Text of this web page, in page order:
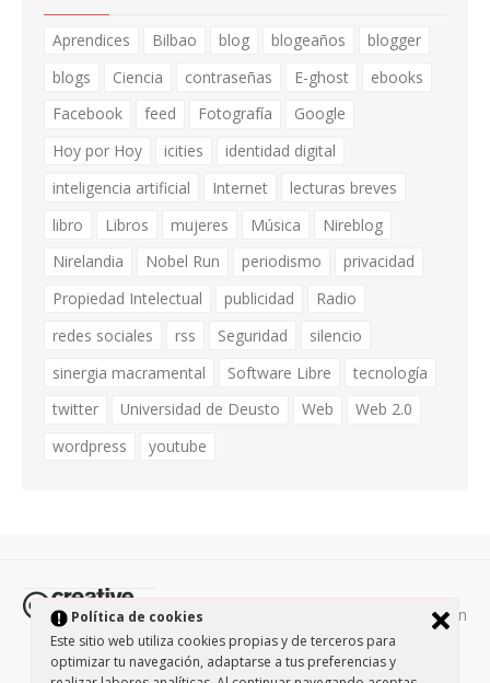
Política de cookies
Este sitio web utiliza cookies propias y de terceros para
optimizar tu navegación, adaptarse a tus preferencias y
Aprendices Bilbao blog blogeaños
blogger
blogs
Ciencia contraseñas E-ghost
ebooks
Facebook
feed Fotografía
Google
Hoy por Hoy
icities
identidad digital
inteligencia artificial
Internet
lecturas breves
libro
Libros mujeres Música
Nireblog
Nirelandia
Nobel Run periodismo
privacidad
Propiedad Intelectual
publicidad
Radio
redes sociales
rss Seguridad
silencio
sinergia macramental
Software Libre
tecnología
twitter
Universidad de Deusto Web
Web 2.0
wordpress
youtube
Todos los contenidos de esta página están
protegidos por la licencia Creative Commons Attribution-
NonCommercial-ShareAlike 3.0. / Política de privacidad